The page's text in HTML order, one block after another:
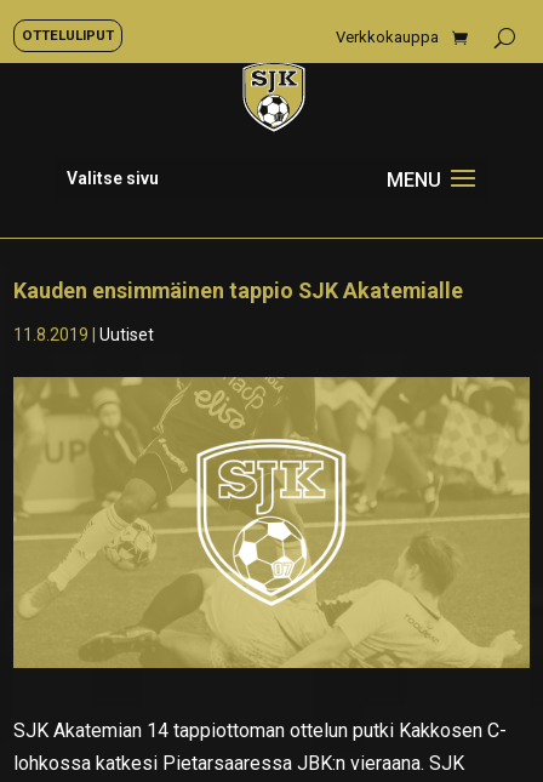
OTTELULIPUT Verkkokauppa
Valitse sivu
Kauden ensimmäinen tappio SJK Akatemialle
11.8.2019 |Uutiset
SJK Akatemian 14 tappiottoman ottelun putki Kakkosen C-
lohkossa katkesi Pietarsaaressa JBK:n vieraana. SJK